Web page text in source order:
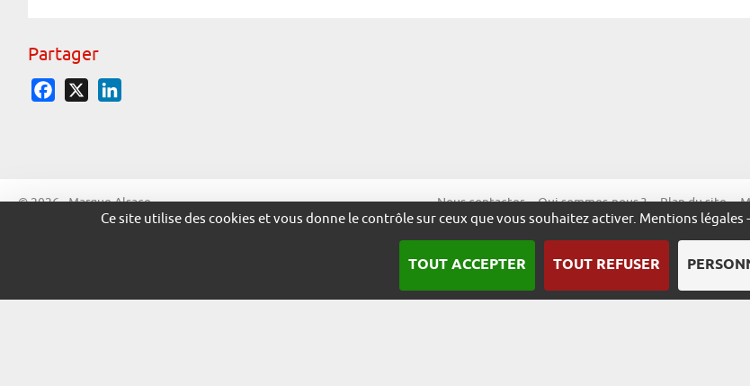
Partager
Facebook
© 2026 - Marque Alsace Nous contacter Qui sommes-nous ? Plan du site
Ce site utilise des cookies et vous donne le contrôle sur ceux que vous souhaitez activer. Mentions légales -
TOUT ACCEPTER TOUT REFUSER